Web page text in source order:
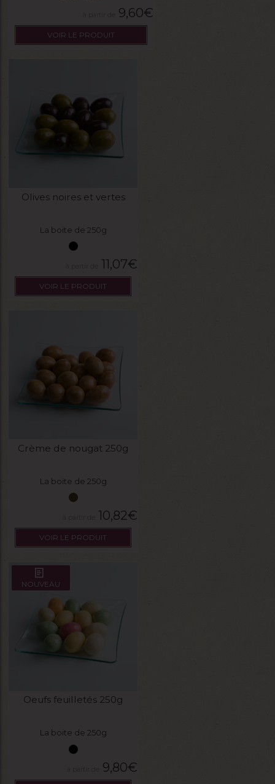
9,60€
VOIR LE PRODUIT
Olives noires et vertes
La boite de 250g
11,07€
VOIR LE PRODUIT
Crème de nougat 250g
La boite de 250g
10,82€
VOIR LE PRODUIT
NOUVEAU
Oeufs feuilletés 250g
La boite de 250g
9,80€